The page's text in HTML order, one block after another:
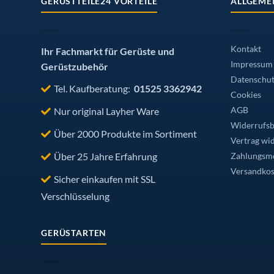
Ihr Fachmarkt für Gerüste und
Gerüstzubehör
Tel. Kaufberatung: 01525 3362942
Nur original Layher Ware
Über 2000 Produkte im Sortiment
Über 25 Jahre Erfahrung
Sicher einkaufen mit SSL
Verschlüsselung
Kontakt
Impressum
Cookies
AGB
Vertrag
GERÜSTARTEN